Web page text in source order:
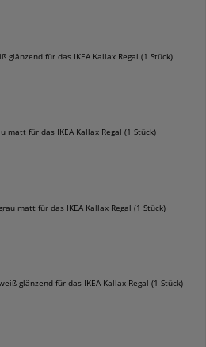
glänzend für das IKEA Kallax Regal (1 Stück)
matt für das IKEA Kallax Regal (1 Stück)
matt für das IKEA Kallax Regal (1 Stück)
glänzend für das IKEA Kallax Regal (1 Stück)